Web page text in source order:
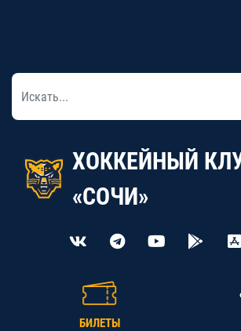
ХОККЕЙНЫЙ
«СОЧИ»
БИЛЕТЫ